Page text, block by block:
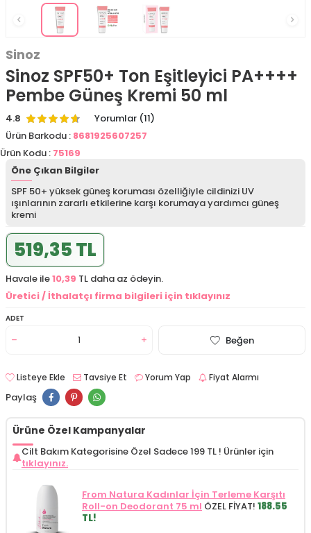
Sinoz
Sinoz SPF50+ Ton Eşitleyici PA++++
Pembe Güneş Kremi 50 ml
4.8
Yorumlar (11)
Ürün Barkodu : 8681925607257
Ürün Kodu : 75169
Öne Çıkan Bilgiler
SPF 50+ yüksek güneş koruması özelliğiyle cildinizi UV
ışınlarının zararlı etkilerine karşı korumaya yardımcı güneş
kremi
519,35 TL
Havale ile10,39 TL daha az ödeyin.
Üretici / İthalatçı firma bilgileri için tıklayınız
ADET
Beğen
Listeye Ekle Tavsiye Et Yorum Yap Fiyat Alarmı
Paylaş
Ürüne Özel Kampanyalar
Cilt Bakım Kategorisine Özel Sadece 199 TL ! Ürünler için
tıklayınız.
From Natura Kadınlar İçin Terleme Karşıtı
Roll-on Deodorant 75 ml ÖZEL FİYAT! 188.55
TL!